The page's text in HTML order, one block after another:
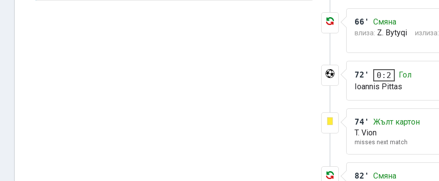
66' Смяна
влиза: Z. Bytyqi излиза:
72' 0:2
Гол
Ioannis Pittas
74'
Жълт картон
T. Vion
misses next match
82' Смяна